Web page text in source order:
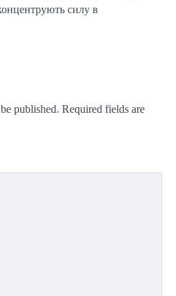
силу в
published. Required fields are